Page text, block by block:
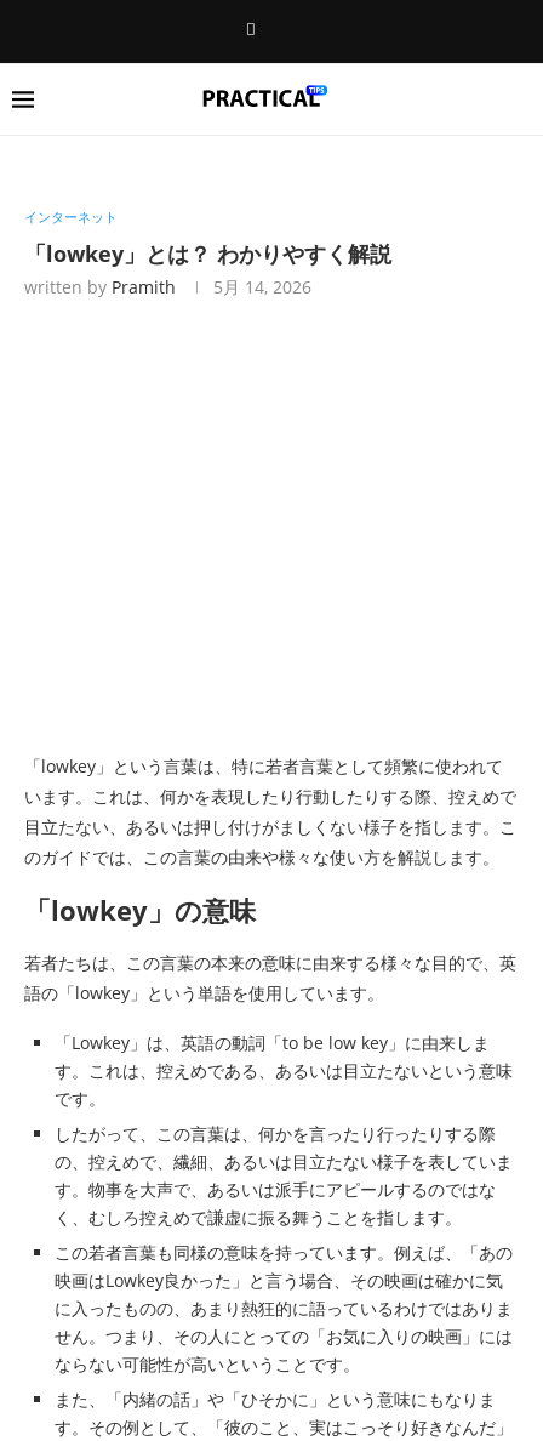
インターネット
「lowkey」とは？ わかりやすく解説
written by Pramith 5月 14, 2026
「lowkey」という言葉は、特に若者言葉として頻繁に使われて
います。これは、何かを表現したり行動したりする際、控えめで
目立たない、あるいは押し付けがましくない様子を指します。こ
のガイドでは、この言葉の由来や様々な使い方を解説します。
「lowkey」の意味
若者たちは、この言葉の本来の意味に由来する様々な目的で、英
語の「lowkey」という単語を使用しています。
「Lowkey」は、英語の動詞「to be low key」に由来しま
す。これは、控えめである、あるいは目立たないという意味
です。
したがって、この言葉は、何かを言ったり行ったりする際
の、控えめで、繊細、あるいは目立たない様子を表していま
す。物事を大声で、あるいは派手にアピールするのではな
く、むしろ控えめで謙虚に振る舞うことを指します。
この若者言葉も同様の意味を持っています。例えば、「あの
映画はLowkey良かった」と言う場合、その映画は確かに気
に入ったものの、あまり熱狂的に語っているわけではありま
せん。つまり、その人にとっての「お気に入りの映画」には
ならない可能性が高いということです。
また、「内緒の話」や「ひそかに」という意味にもなりま
す。その例として、「彼のこと、実はこっそり好きなんだ」